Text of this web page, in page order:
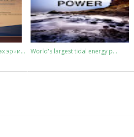
эрчи... World's largest tidal energy p...